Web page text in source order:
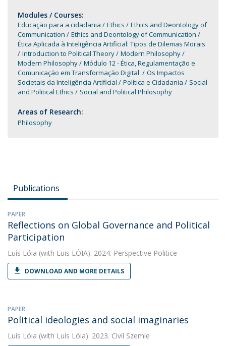
Modules / Courses:
Educação para a cidadania Ethics
Ethics and Deontology of
Communication
Ethics and Deontology of Communication
Ética Aplicada à Inteligência Artificial: Tipos de Dilemas Morais
Introduction to Political Theory
Modern Philosophy
Modern Philosophy
Módulo 12 - Ética, Regulamentação e
Comunicação em Transformação Digital
Os Impactos
Societais da Inteligência Artificial
Política e Cidadania
Social
and Political Ethics
Social and Political Philosophy
Areas of Research:
Philosophy
Publications
PAPER
Reflections on Global Governance and Political
Participation
Luís Lóia (with Luis LÓIA). 2024. Perspective Politice
DOWNLOAD AND MORE DETAILS
PAPER
Political ideologies and social imaginaries
Luís Lóia (with Luís Lóia). 2023. Civil Szemle